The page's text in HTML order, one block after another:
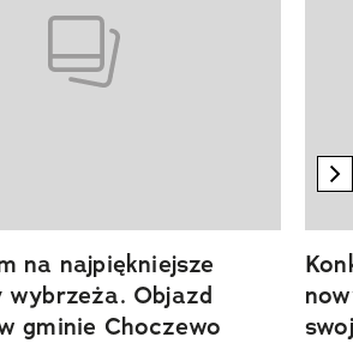
na najpiękniejsze
Objazd
gminie Choczewo